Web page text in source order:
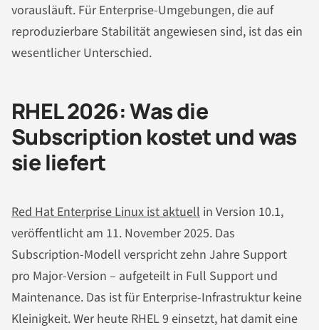
vorausläuft. Für Enterprise-Umgebungen, die auf
reproduzierbare Stabilität angewiesen sind, ist das ein
wesentlicher Unterschied.
RHEL 2026: Was die
Subscription kostet und was
sie liefert
Red Hat Enterprise Linux ist aktuell in Version 10.1,
veröffentlicht am 11. November 2025. Das
Subscription-Modell verspricht zehn Jahre Support
pro Major-Version – aufgeteilt in Full Support und
Maintenance. Das ist für Enterprise-Infrastruktur keine
Kleinigkeit. Wer heute RHEL 9 einsetzt, hat damit eine